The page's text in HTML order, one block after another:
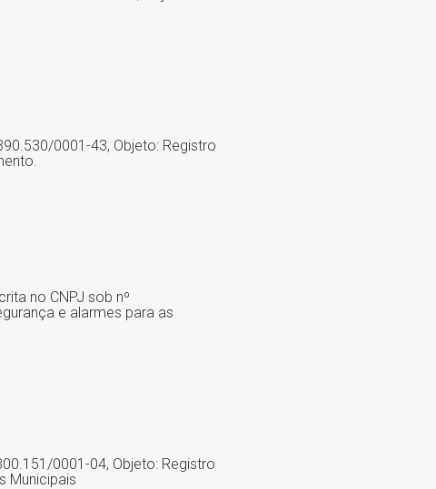
0001-43, Objeto: Registro
no CNPJ sob nº
e alarmes para as
0001-04, Objeto: Registro
Municipais